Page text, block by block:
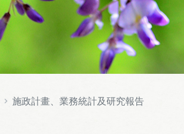
施政計畫、業務統計及研究報告